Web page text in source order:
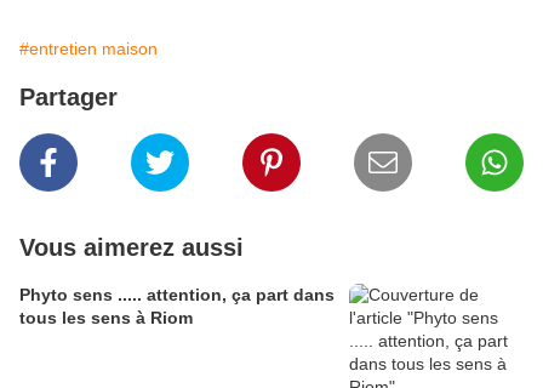
#entretien maison
Partager
Vous aimerez aussi
Phyto sens ..... attention, ça part dans
tous les sens à Riom